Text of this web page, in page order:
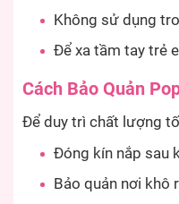
Không sử dụng
Để xa tầm tay trẻ
Cách Bảo Quản
Để duy trì chất lượng
Đóng kín nắp sau
Bảo quản nơi khô